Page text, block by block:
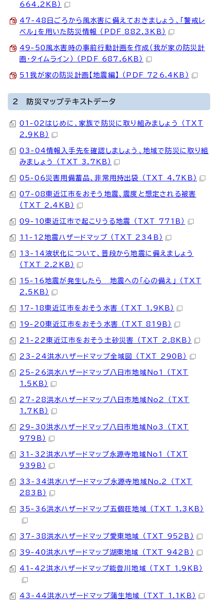
664.2KB）
47-48日ごろから風水害に備えておきましょう、「警戒レ
ベル」を用いた防災情報 （PDF 882.3KB）
49-50風水害時の事前行動計画を作成（我が家の防災計
画・タイムライン） （PDF 687.6KB）
51我が家の防災計画【地震編】 （PDF 726.4KB）
2 防災マップテキストデータ
01-02はじめに、家族で防災に取り組みましょう （TXT
2.9KB）
03-04情報入手先を確認しましょう、地域で防災に取り組
みましょう （TXT 3.7KB）
05-06災害用備蓄品、非常用持出袋 （TXT 4.7KB）
07-08東近江市をおそう地震、震度と想定される被害
（TXT 2.4KB）
09-10東近江市で起こりうる地震 （TXT 771B）
11-12地震ハザードマップ （TXT 234B）
13-14液状化について、普段から地震に備えましょう
（TXT 2.2KB）
15-16地震が発生したら 地震への「心の備え」 （TXT
2.5KB）
17-18東近江市をおそう水害 （TXT 1.9KB）
19-20東近江市をおそう水害 （TXT 819B）
21-22東近江市をおそう土砂災害 （TXT 2.8KB）
23-24洪水ハザードマップ全域図 （TXT 290B）
25-26洪水ハザードマップ八日市地域No1 （TXT
1.5KB）
27-28洪水ハザードマップ八日市地域No2 （TXT
1.7KB）
29-30洪水ハザードマップ八日市地域No3 （TXT
979B）
31-32洪水ハザードマップ永源寺地域No1 （TXT
939B）
33-34洪水ハザードマップ永源寺地域No.2 （TXT
283B）
35-36洪水ハザードマップ五個荘地域 （TXT 1.3KB）
37-38洪水ハザードマップ愛東地域 （TXT 952B）
39-40洪水ハザードマップ湖東地域 （TXT 942B）
41-42洪水ハザードマップ能登川地域 （TXT 1.9KB）
43-44洪水ハザードマップ蒲生地域 （TXT 1.1KB）